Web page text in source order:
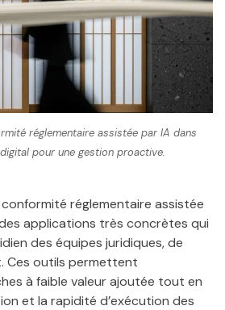
réglementaire assistée par IA dans
pour une gestion proactive.
réglementaire assistée
applications très concrètes qui
des équipes juridiques, de
Ces outils permettent
à faible valeur ajoutée tout en
et la rapidité d’exécution des